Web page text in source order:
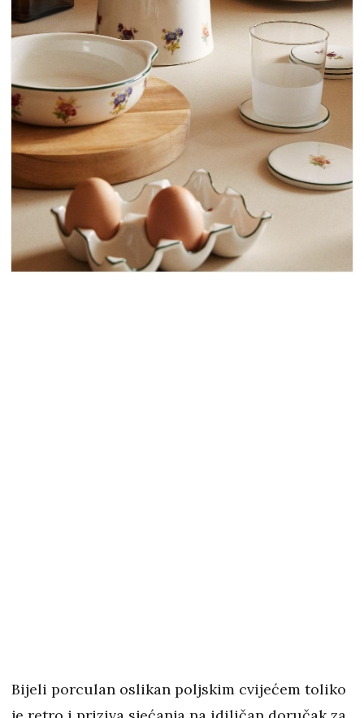
Bijeli porculan oslikan poljskim cvijećem toliko